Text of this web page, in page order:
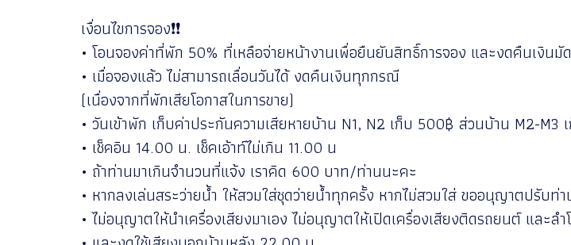
เงื่อนไขการจอง❗️❗️
• โอนจองค่าที่พัก 50% ที่เหลือจ่ายหน้างานเพื่อยืนยันสิทธิ์การจอง และงดคืนเงิน
• เมื่อจองแล้ว ไม่สามารถเลื่อนวันได้ งดคืนเงินทุกกรณี
(เนื่องจากที่พักเสียโอกาสในการขาย)
• วันเข้าพัก เก็บค่าประกันความเสียหายบ้าน N1, N2 เก็บ 500฿ ส่วนบ้าน M2-M3
• เช็คอิน 14.00 น. เช็คเอ้าท์ไม่เกิน 11.00 น
• ถ้าท่านมาเกินจำนวนที่แจ้ง เราคิด 600 บาท/ท่านนะคะ
• หากลงเล่นสระว่ายน้ำ ให้สวมใส่ชุดว่ายน้ำทุกครั้ง หากไม่สวมใส่ ขออนุญาตปรับท่
• ไม่อนุญาตให้นำเครื่องเสียงมาเอง ไม่อนุญาตให้เปิดเครื่องเสียงติดรถยนต์ และล